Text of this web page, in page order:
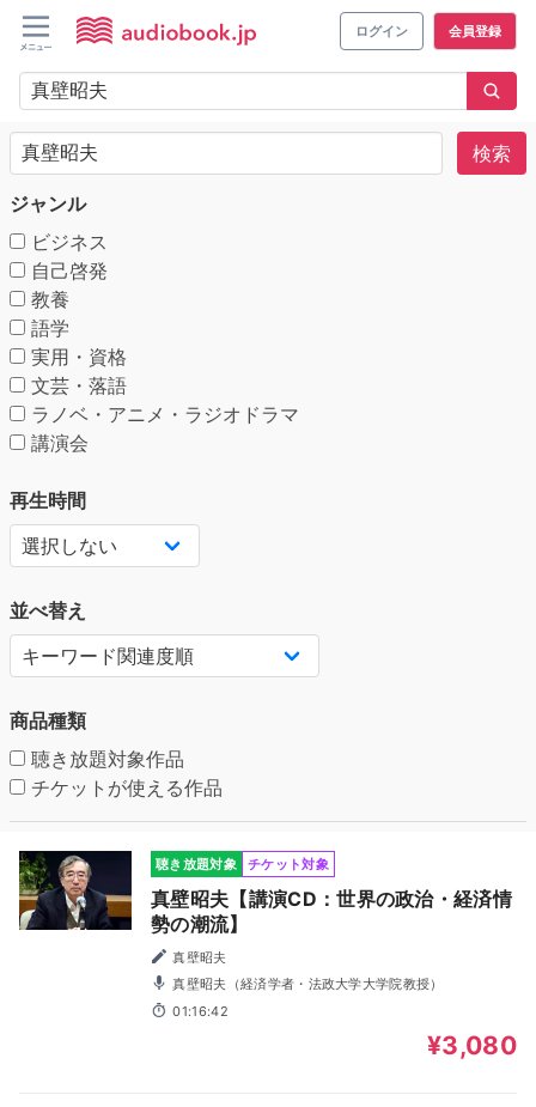
ログイン 会員登録
検索
ジャンル
ビジネス
自己啓発
教養
語学
実用・資格
文芸・落語
ラノベ・アニメ・ラジオドラマ
講演会
再生時間
並べ替え
商品種類
聴き放題対象作品
チケットが使える作品
聴き放題対象 チケット対象
真壁昭夫【講演CD：世界の政治・経済情
勢の潮流】
真壁昭夫
真壁昭夫（経済学者・法政大学大学院教授）
01:16:42
¥3,080